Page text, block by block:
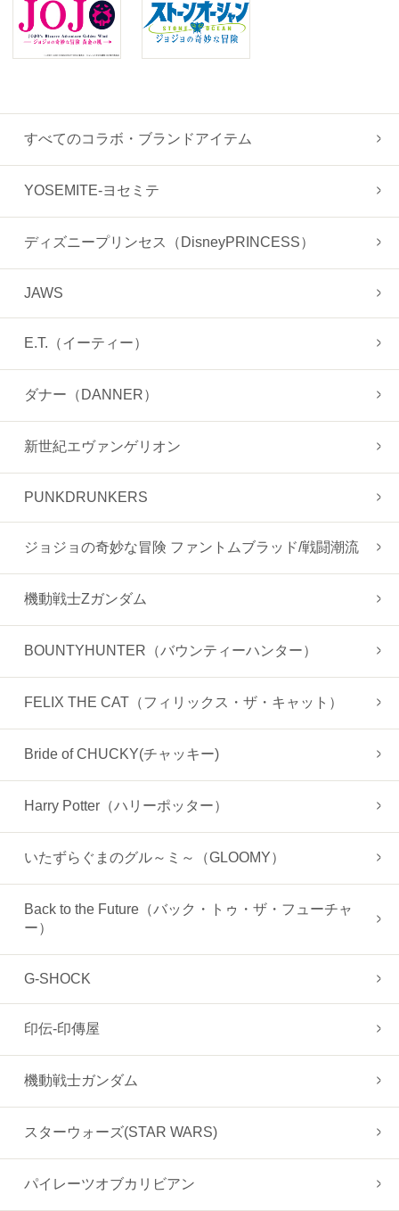
すべてのコラボ・ブランドアイテム
YOSEMITE-ヨセミテ
ディズニープリンセス（DisneyPRINCESS）
JAWS
E.T.（イーティー）
ダナー（DANNER）
新世紀エヴァンゲリオン
PUNKDRUNKERS
ジョジョの奇妙な冒険 ファントムブラッド/戦闘潮流
機動戦士Zガンダム
BOUNTYHUNTER（バウンティーハンター）
FELIX THE CAT（フィリックス・ザ・キャット）
Bride of CHUCKY(チャッキー)
Harry Potter（ハリーポッター）
いたずらぐまのグル～ミ～（GLOOMY）
Back to the Future（バック・トゥ・ザ・フューチャ
ー）
G-SHOCK
印伝-印傳屋
機動戦士ガンダム
スターウォーズ(STAR WARS)
パイレーツオブカリビアン